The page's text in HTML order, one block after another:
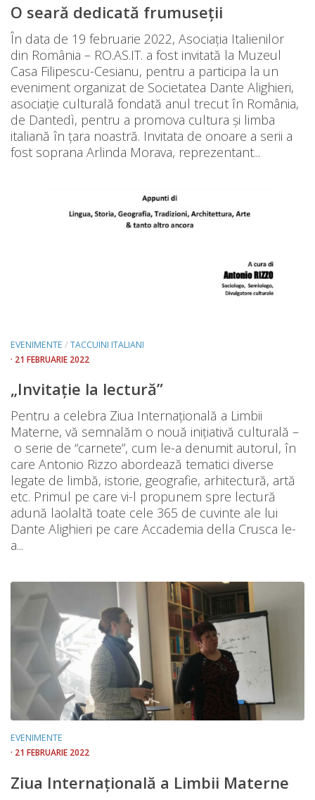
O seară dedicată frumuseții
În data de 19 februarie 2022, Asociația Italienilor
din România – RO.AS.IT. a fost invitată la Muzeul
Casa Filipescu-Cesianu, pentru a participa la un
eveniment organizat de Societatea Dante Alighieri,
asociație culturală fondată anul trecut în România,
de Dantedì, pentru a promova cultura și limba
italiană în țara noastră. Invitata de onoare a serii a
fost soprana Arlinda Morava, reprezentant...
EVENIMENTE / TACCUINI ITALIANI
· 21 FEBRUARIE 2022
„Invitație la lectură”
Pentru a celebra Ziua Internațională a Limbii
Materne, vă semnalăm o nouă inițiativă culturală –
o serie de “carnete”, cum le-a denumit autorul, în
care Antonio Rizzo abordează tematici diverse
legate de limbă, istorie, geografie, arhitectură, artă
etc. Primul pe care vi-l propunem spre lectură
adună laolaltă toate cele 365 de cuvinte ale lui
Dante Alighieri pe care Accademia della Crusca le-
a...
EVENIMENTE
· 21 FEBRUARIE 2022
Ziua Internațională a Limbii Materne